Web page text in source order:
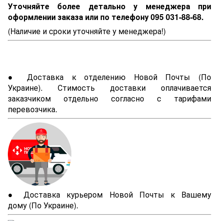
Уточняйте более детально у менеджера при
оформлении заказа или по телефону 095 031-88-68.
(Наличие и сроки уточняйте у менеджера!)
● Доставка к отделению Новой Почты (По
Украине). Стимость доставки оплачивается
заказчиком отдельно согласно с тарифами
перевозчика.
● Доставка курьером Новой Почты к Вашему
дому (По Украине).